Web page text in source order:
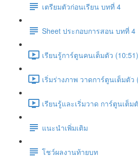
เตรียมตัวก่อนเรียน บทที่ 4
Sheet ประกอบการสอน บทที่ 4
เรียนรู้การ์ตูนคนเต็มตัว (10:51)
เริ่มร่างภาพ วาดการ์ตูนเต็มตัว
เรียนรู้และเริ่มวาด การ์ตูนเต็
แนะนำเพิ่มเติม
โชว์ผลงานท้ายบท